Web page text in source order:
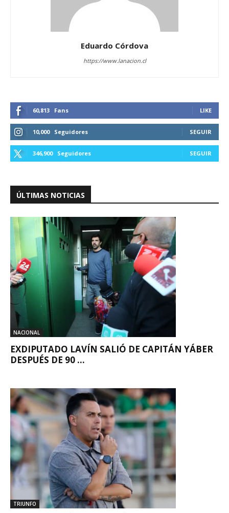
Eduardo Córdova
https://www.lanacion.cl
60,813 Fans LIKE
10,000 Seguidores SEGUIR
346,900 Seguidores SEGUIR
ÚLTIMAS NOTICIAS
NACIONAL
EXDIPUTADO LAVÍN SALIÓ DE CAPITÁN YÁBER
DESPUÉS DE 90 ...
TRIUNFO